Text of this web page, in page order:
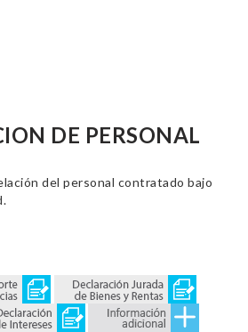
DE PERSONAL
del personal contratado bajo